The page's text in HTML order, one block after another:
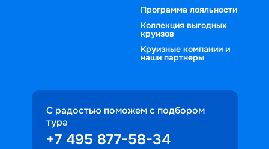
Программа лояльности
Коллекция выгодных
круизов
Круизные компании и
наши партнеры
С радостью поможем с подбором
тура
+7 495 877-58-34